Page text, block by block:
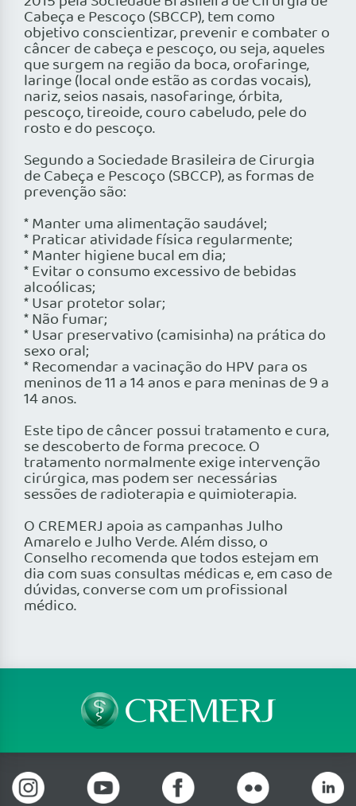
Cabeça e Pescoço (SBCCP), tem como
objetivo conscientizar, prevenir e combater o
câncer de cabeça e pescoço, ou seja, aqueles
que surgem na região da boca, orofaringe,
laringe (local onde estão as cordas vocais),
nariz, seios nasais, nasofaringe, órbita,
pescoço, tireoide, couro cabeludo, pele do
rosto e do pescoço.
Segundo a Sociedade Brasileira de Cirurgia
de Cabeça e Pescoço (SBCCP), as formas de
prevenção são:
* Manter uma alimentação saudável;
* Praticar atividade física regularmente;
* Manter higiene bucal em dia;
* Evitar o consumo excessivo de bebidas
alcoólicas;
* Usar protetor solar;
* Não fumar;
* Usar preservativo (camisinha) na prática do
sexo oral;
* Recomendar a vacinação do HPV para os
meninos de 11 a 14 anos e para meninas de 9 a
14 anos.
Este tipo de câncer possui tratamento e cura,
se descoberto de forma precoce. O
tratamento normalmente exige intervenção
cirúrgica, mas podem ser necessárias
sessões de radioterapia e quimioterapia.
O CREMERJ apoia as campanhas Julho
Amarelo e Julho Verde. Além disso, o
Conselho recomenda que todos estejam em
dia com suas consultas médicas e, em caso de
dúvidas, converse com um profissional
médico.